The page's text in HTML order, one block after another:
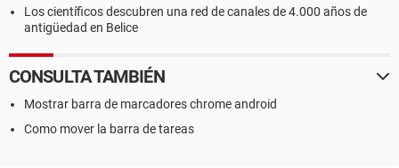
Los científicos descubren una red de canales de 4.000 años de
antigüedad en Belice
CONSULTA TAMBIÉN
Mostrar barra de marcadores chrome android
Como mover la barra de tareas